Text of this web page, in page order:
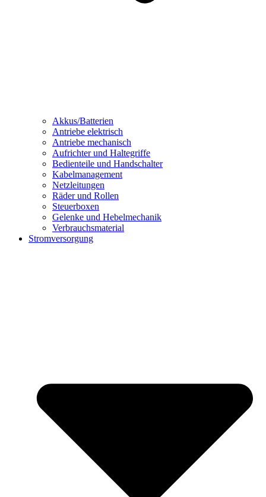
Akkus/Batterien
Antriebe elektrisch
Antriebe mechanisch
Aufrichter und Haltegriffe
Bedienteile und Handschalter
Kabelmanagement
Netzleitungen
Räder und Rollen
Steuerboxen
Gelenke und Hebelmechanik
Verbrauchsmaterial
Stromversorgung